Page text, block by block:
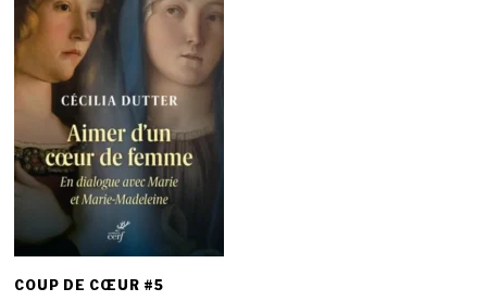
COUP DE CŒUR #5